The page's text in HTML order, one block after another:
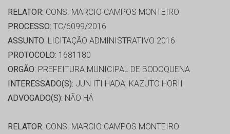
RELATOR: CONS. MARCIO CAMPOS MONTEIRO
PROCESSO: TC/6099/2016
ASSUNTO: LICITAÇÃO ADMINISTRATIVO 2016
PROTOCOLO: 1681180
ORGÃO: PREFEITURA MUNICIPAL DE BODOQUENA
INTERESSADO(S): JUN ITI HADA, KAZUTO HORII
ADVOGADO(S): NÃO HÁ
RELATOR: CONS. MARCIO CAMPOS MONTEIRO